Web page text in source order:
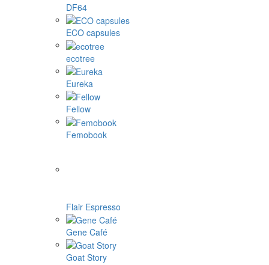
DF64
ECO capsules
ecotree
Eureka
Fellow
Femobook
Flair Espresso
Gene Café
Goat Story